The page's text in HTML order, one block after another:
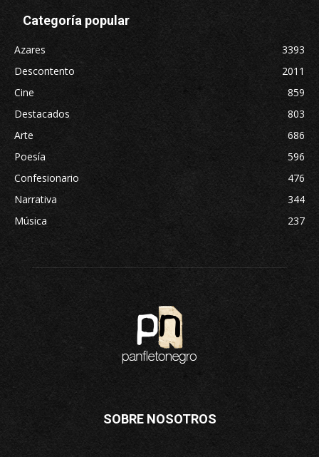
Categoría popular
Azares
3393
Descontento
2011
Cine
859
Destacados
803
Arte
686
Poesía
596
Confesionario
476
Narrativa
344
Música
237
SOBRE NOSOTROS